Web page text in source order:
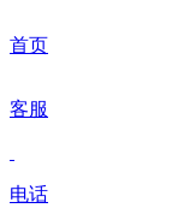
首页
客服
电话